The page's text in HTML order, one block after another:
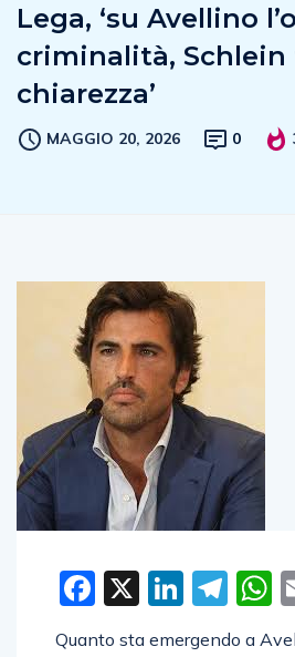
Lega, ‘su Avellino
criminalità, Schlein
chiarezza’
MAGGIO 20, 2026 0
Facebook
X
Quanto sta emergendo a